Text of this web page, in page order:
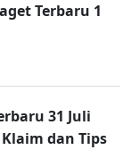
Terbaru 1
31 Juli
dan Tips